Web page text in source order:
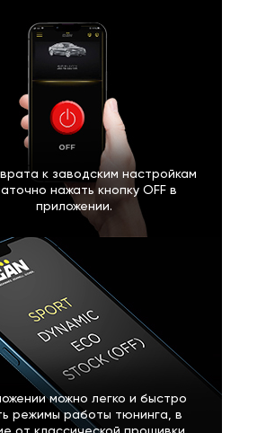
к заводским настройкам
нажать кнопку OFF в
приложении.
можно легко и быстро
режимы работы тюнинга, в